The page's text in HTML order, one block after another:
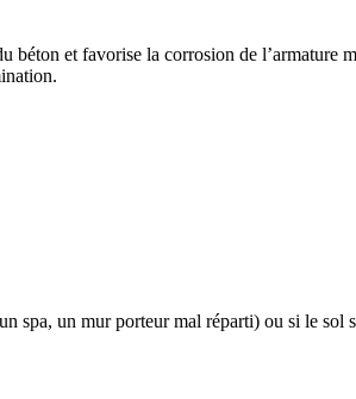
béton et favorise la corrosion de l’armature
spa, un mur porteur mal réparti) ou si le sol